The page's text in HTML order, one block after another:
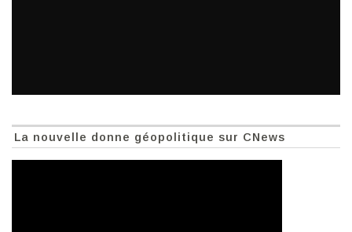
La nouvelle donne géopolitique sur CNews